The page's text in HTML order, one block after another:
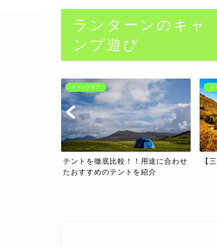
ランターンのキャ
ンプ遊び
キャンプ場
【三重県】海が近いキャンプ場5選
キ
【